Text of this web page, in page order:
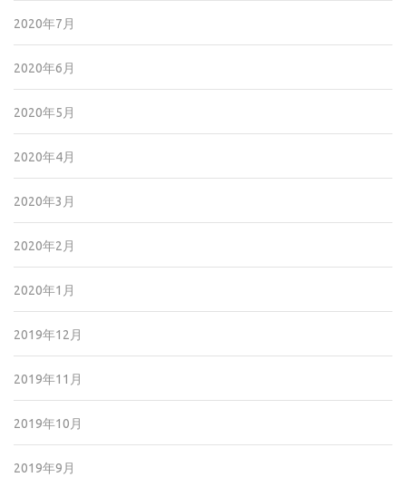
2020年7月
2020年6月
2020年5月
2020年4月
2020年3月
2020年2月
2020年1月
2019年12月
2019年11月
2019年10月
2019年9月